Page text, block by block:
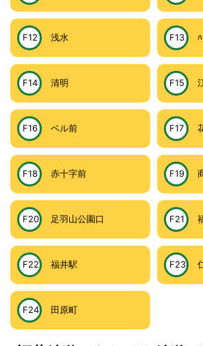
F12 浅水 F13 ﾊ
F14 清明 F15
F16 ベル前 F17
F18 赤十字前 F19
F20 足羽山公園口 F21
F22 福井駅 F23
F24 田原町